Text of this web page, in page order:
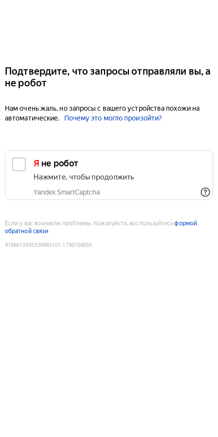
Подтвердите, что запросы отправляли вы, а
не робот
Нам очень жаль, но запросы с вашего устройства похожи на
автоматические.
Почему это могло произойти?
Я не робот
Нажмите, чтобы продолжить
Yandex SmartCaptcha
Если у вас возникли проблемы, пожалуйста, воспользуйтесьформой
обратной связи
9186613835539965101 :1786158655